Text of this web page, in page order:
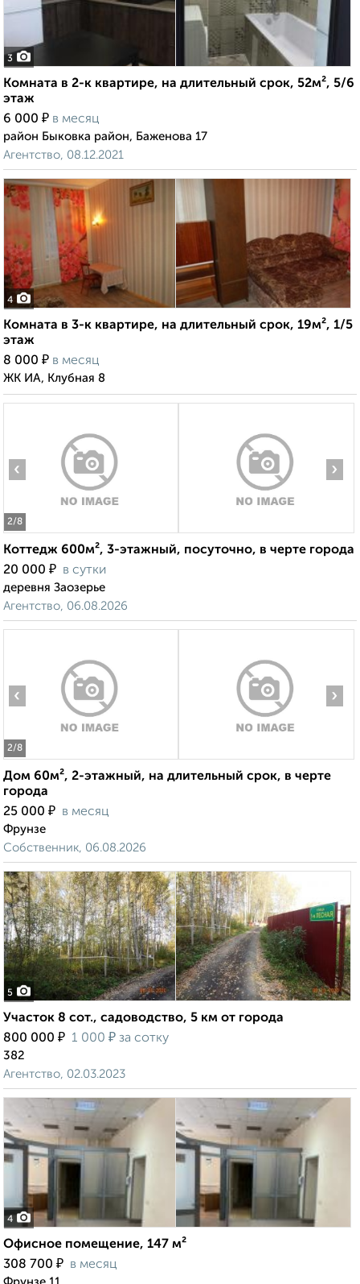
3
Комната в 2-к квартире, на длительный срок, 52м², 5/6
этаж
6 000 ₽ в месяц
район Быковка район, Баженова 17
Агентство, 08.12.2021
4
Комната в 3-к квартире, на длительный срок, 19м², 1/5
этаж
8 000 ₽ в месяц
ЖК ИА, Клубная 8
2/8
‹ ›
Коттедж 600м², 3-этажный, посуточно, в черте города
20 000 ₽ в сутки
деревня Заозерье
Агентство, 06.08.2026
2/8
‹ ›
Дом 60м², 2-этажный, на длительный срок, в черте
города
25 000 ₽ в месяц
Фрунзе
Собственник, 06.08.2026
5
Участок 8 сот., садоводство, 5 км от города
800 000 ₽ 1 000 ₽ за сотку
382
Агентство, 02.03.2023
4
Офисное помещение, 147 м²
308 700 ₽ в месяц